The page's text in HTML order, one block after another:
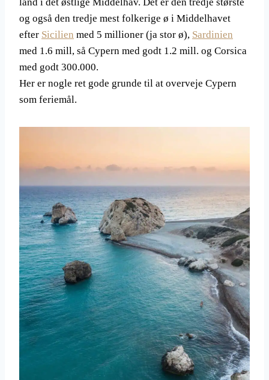
og også den tredje mest folkerige ø i Middelhavet
efter Sicilien med 5 millioner (ja stor ø), Sardinien
med 1.6 mill, så Cypern med godt 1.2 mill. og Corsica
med godt 300.000.
Her er nogle ret gode grunde til at overveje Cypern
som feriemål.